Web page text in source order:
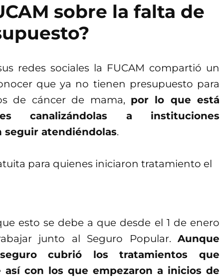
sobre la falta de
redes sociales la FUCAM compartió un
que ya no tienen presupuesto para
de cáncer de mama, por lo que está
canalizándolas a instituciones
seguir atendiéndolas.
esto se debe a que desde el 1 de enero
junto al Seguro Popular. Aunque
cubrió los tratamientos que
así con los que empezaron a inicios de